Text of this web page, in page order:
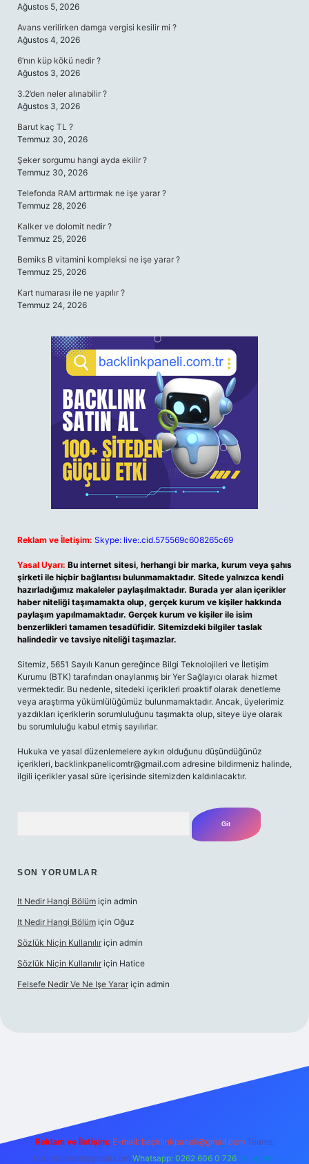
Ağustos 5, 2026
Avans verilirken damga vergisi kesilir mi ?
Ağustos 4, 2026
6’nın küp kökü nedir ?
Ağustos 3, 2026
3.2’den neler alınabilir ?
Ağustos 3, 2026
Barut kaç TL ?
Temmuz 30, 2026
Şeker sorgumu hangi ayda ekilir ?
Temmuz 30, 2026
Telefonda RAM arttırmak ne işe yarar ?
Temmuz 28, 2026
Kalker ve dolomit nedir ?
Temmuz 25, 2026
Bemiks B vitamini kompleksi ne işe yarar ?
Temmuz 25, 2026
Kart numarası ile ne yapılır ?
Temmuz 24, 2026
Reklam ve İletişim: Skype: live:.cid.575569c608265c69
Yasal Uyarı: Bu internet sitesi, herhangi bir marka, kurum veya şahıs
şirketi ile hiçbir bağlantısı bulunmamaktadır. Sitede yalnızca kendi
hazırladığımız makaleler paylaşılmaktadır. Burada yer alan içerikler
haber niteliği taşımamakta olup, gerçek kurum ve kişiler hakkında
paylaşım yapılmamaktadır. Gerçek kurum ve kişiler ile isim
benzerlikleri tamamen tesadüfidir. Sitemizdeki bilgiler taslak
halindedir ve tavsiye niteliği taşımazlar.
Sitemiz, 5651 Sayılı Kanun gereğince Bilgi Teknolojileri ve İletişim
Kurumu (BTK) tarafından onaylanmış bir Yer Sağlayıcı olarak hizmet
vermektedir. Bu nedenle, sitedeki içerikleri proaktif olarak denetleme
veya araştırma yükümlülüğümüz bulunmamaktadır. Ancak, üyelerimiz
yazdıkları içeriklerin sorumluluğunu taşımakta olup, siteye üye olarak
bu sorumluluğu kabul etmiş sayılırlar.
Hukuka ve yasal düzenlemelere aykırı olduğunu düşündüğünüz
içerikleri, backlinkpanelicomtr@gmail.com adresine bildirmeniz halinde,
ilgili içerikler yasal süre içerisinde sitemizden kaldırılacaktır.
SON YORUMLAR
It Nedir Hangi Bölüm için admin
It Nedir Hangi Bölüm için Oğuz
Sözlük Niçin Kullanılır için admin
Sözlük Niçin Kullanılır için Hatice
Felsefe Nedir Ve Ne Işe Yarar için admin
Reklam ve İletişim: E-mail: backlinkpaneli@gmail.com Teams:
forumhizmeti@gmail.com Whatsapp: 0262 606 0 726 Telegram: